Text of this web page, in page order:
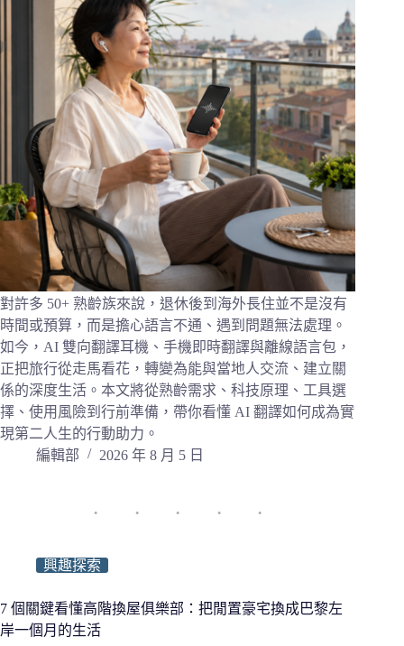
對許多 50+ 熟齡族來說，退休後到海外長住並不是沒有
時間或預算，而是擔心語言不通、遇到問題無法處理。
如今，AI 雙向翻譯耳機、手機即時翻譯與離線語言包，
正把旅行從走馬看花，轉變為能與當地人交流、建立關
係的深度生活。本文將從熟齡需求、科技原理、工具選
擇、使用風險到行前準備，帶你看懂 AI 翻譯如何成為實
現第二人生的行動助力。
編輯部
2026 年 8 月 5 日
興趣探索
7 個關鍵看懂高階換屋俱樂部：把閒置豪宅換成巴黎左
岸一個月的生活